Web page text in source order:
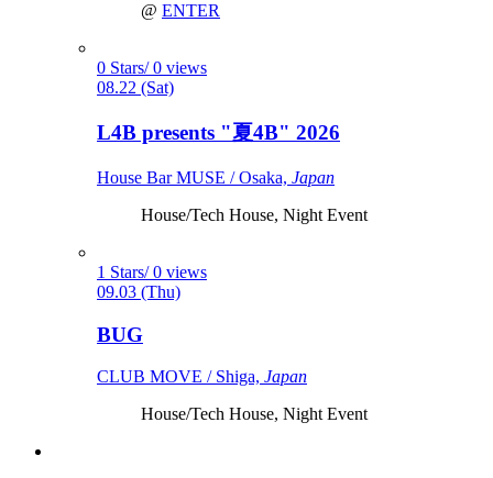
@ ENTER
0 Stars/ 0 views
08.22 (Sat)
L4B presents "夏4B" 2026
House Bar MUSE / Osaka, Japan
House/Tech House, Night Event
1 Stars/ 0 views
09.03 (Thu)
BUG
CLUB MOVE / Shiga, Japan
House/Tech House, Night Event